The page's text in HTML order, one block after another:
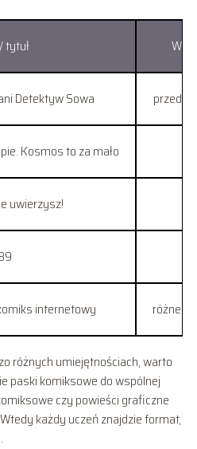
tytuł
Detektyw Sowa
Kosmos to za mało
uwierzysz!
internetowy różne
różnych umiejętnościach, warto
paski komiksowe do wspólnej
czy powieści graficzne
każdy uczeń znajdzie format,